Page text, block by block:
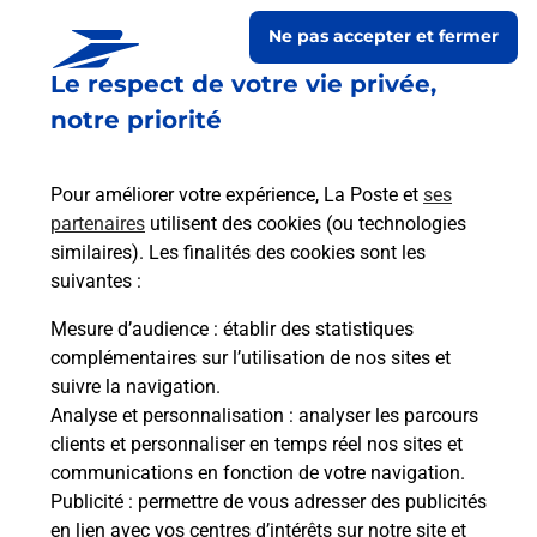
Le respect de votre vie privée,
notre priorité
Pour améliorer votre expérience, La Poste et ses
partenaires utilisent des cookies (ou technologies
similaires). Les finalités des cookies sont les
suivantes :
Mesure d’audience : établir des statistiques
complémentaires sur l’utilisation de nos sites et
suivre la navigation.
Analyse et personnalisation : analyser les parcours
clients et personnaliser en temps réel nos sites et
communications en fonction de votre navigation.
Publicité : permettre de vous adresser des publicités
en lien avec vos centres d’intérêts sur notre site et
Ne pas accepter et fermer
Prochaine collecte du courriersamedià 09h00
2 Place De La Mairie
31260 Montespan
Itinéraire
Le lien s'ouvre dans un nouvel onglet